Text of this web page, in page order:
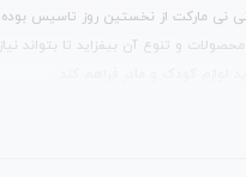
نی مارکت از نخستین روز تاسیس
محصولات و تنوع آن بیفزاید تا بتواند